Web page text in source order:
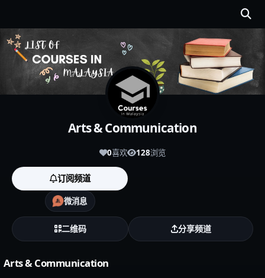
Arts & Communication
0喜欢 128浏览
订阅频道
微消息
二维码 分享频道
Arts & Communication